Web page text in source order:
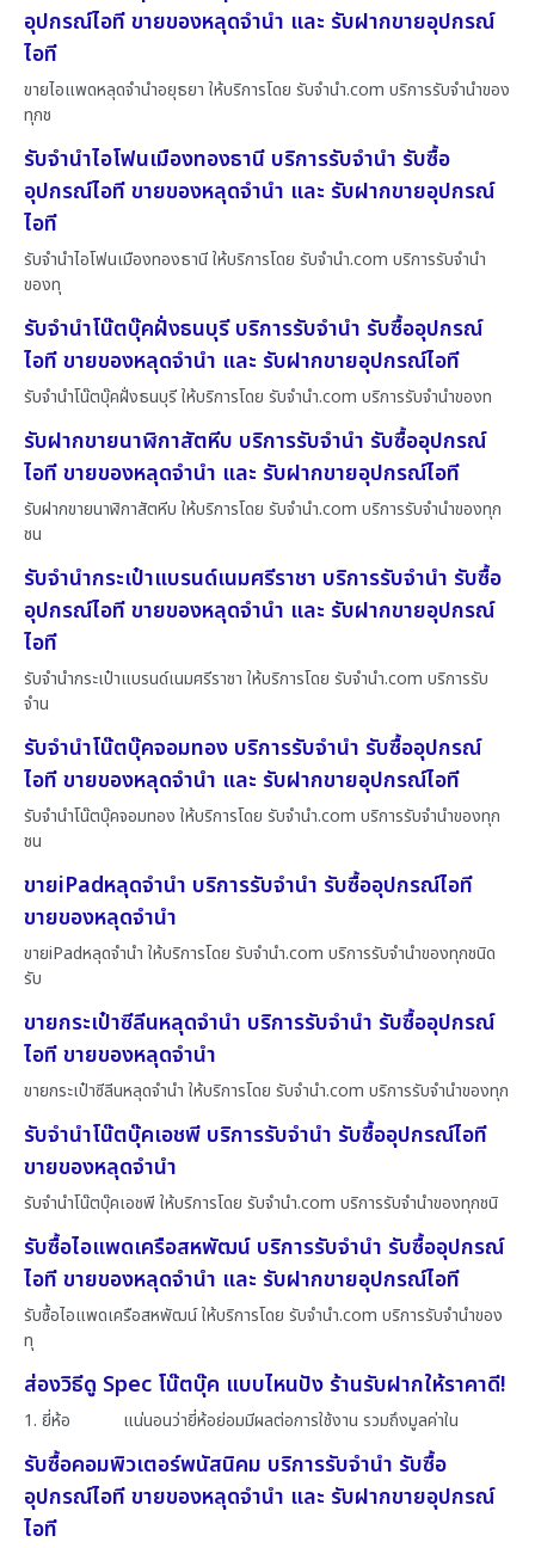
อุปกรณ์ไอที ขายของหลุดจำนำ และ รับฝากขายอุปกรณ์
ไอที
ขายไอแพดหลุดจำนำอยุธยา ให้บริการโดย รับจํานํา.com บริการรับจำนำของ
ทุกช
รับจำนำไอโฟนเมืองทองธานี บริการรับจำนำ รับซื้อ
อุปกรณ์ไอที ขายของหลุดจำนำ และ รับฝากขายอุปกรณ์
ไอที
รับจำนำไอโฟนเมืองทองธานี ให้บริการโดย รับจํานํา.com บริการรับจำนำ
ของทุ
รับจำนำโน๊ตบุ๊คฝั่งธนบุรี บริการรับจำนำ รับซื้ออุปกรณ์
ไอที ขายของหลุดจำนำ และ รับฝากขายอุปกรณ์ไอที
รับจำนำโน๊ตบุ๊คฝั่งธนบุรี ให้บริการโดย รับจํานํา.com บริการรับจำนำของท
รับฝากขายนาฬิกาสัตหีบ บริการรับจำนำ รับซื้ออุปกรณ์
ไอที ขายของหลุดจำนำ และ รับฝากขายอุปกรณ์ไอที
รับฝากขายนาฬิกาสัตหีบ ให้บริการโดย รับจํานํา.com บริการรับจำนำของทุก
ชน
รับจำนำกระเป๋าแบรนด์เนมศรีราชา บริการรับจำนำ รับซื้อ
อุปกรณ์ไอที ขายของหลุดจำนำ และ รับฝากขายอุปกรณ์
ไอที
รับจำนำกระเป๋าแบรนด์เนมศรีราชา ให้บริการโดย รับจํานํา.com บริการรับ
จำน
รับจำนำโน๊ตบุ๊คจอมทอง บริการรับจำนำ รับซื้ออุปกรณ์
ไอที ขายของหลุดจำนำ และ รับฝากขายอุปกรณ์ไอที
รับจำนำโน๊ตบุ๊คจอมทอง ให้บริการโดย รับจํานํา.com บริการรับจำนำของทุก
ชน
ขายiPadหลุดจำนำ บริการรับจำนำ รับซื้ออุปกรณ์ไอที
ขายของหลุดจำนำ
ขายiPadหลุดจำนำ ให้บริการโดย รับจํานํา.com บริการรับจำนำของทุกชนิด
รับ
ขายกระเป๋าซีลีนหลุดจำนำ บริการรับจำนำ รับซื้ออุปกรณ์
ไอที ขายของหลุดจำนำ
ขายกระเป๋าซีลีนหลุดจำนำ ให้บริการโดย รับจํานํา.com บริการรับจำนำของทุก
รับจำนำโน๊ตบุ๊คเอชพี บริการรับจำนำ รับซื้ออุปกรณ์ไอที
ขายของหลุดจำนำ
รับจำนำโน๊ตบุ๊คเอชพี ให้บริการโดย รับจํานํา.com บริการรับจำนำของทุกชนิ
รับซื้อไอแพดเครือสหพัฒน์ บริการรับจำนำ รับซื้ออุปกรณ์
ไอที ขายของหลุดจำนำ และ รับฝากขายอุปกรณ์ไอที
รับซื้อไอแพดเครือสหพัฒน์ ให้บริการโดย รับจํานํา.com บริการรับจำนำของ
ทุ
ส่องวิธีดู Spec โน๊ตบุ๊ค แบบไหนปัง ร้านรับฝากให้ราคาดี!
1. ยี่ห้อ แน่นอนว่ายี่ห้อย่อมมีผลต่อการใช้งาน รวมถึงมูลค่าใน
รับซื้อคอมพิวเตอร์พนัสนิคม บริการรับจำนำ รับซื้อ
อุปกรณ์ไอที ขายของหลุดจำนำ และ รับฝากขายอุปกรณ์
ไอที